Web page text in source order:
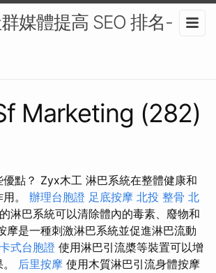
媒體提高 SEO 排名-
Marketing (282)
點？ Zyx木工 淋巴系統在整體健康和
。 辦理台胞證 足底按摩 北投 整骨 北
淋巴系統可以清除體內的毒素、廢物和
摩是一種刺激淋巴系統並促進淋巴流動
卡式台胞證 使用淋巴引流槳等裝置可以增
后里按摩 使用木質淋巴引流身體按摩